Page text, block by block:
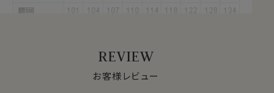
ブラックは黒ボタンになります。
Sサイズ～3Lサイズ・4Lサイズの全６サイズにてご用意。
▼【定番商品】欠品サイズの再入荷日は未定です
【ユニフォームや衣装等のご相談を承ります。お気軽にお
REVIEW
お客様レビュー